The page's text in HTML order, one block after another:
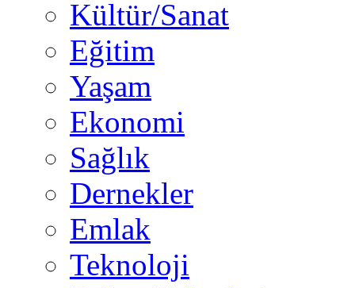
Kültür/Sanat
Eğitim
Yaşam
Ekonomi
Sağlık
Dernekler
Emlak
Teknoloji